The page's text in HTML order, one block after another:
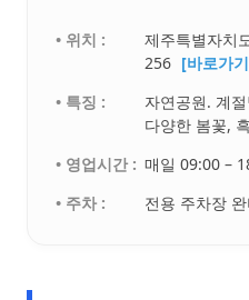
• 위치 :
제주특별자치
256 [바로가
• 특징 :
자연공원. 계
다양한 봄꽃,
• 영업시간 : 매일 09:00 –
• 주차 :
전용 주차장 완